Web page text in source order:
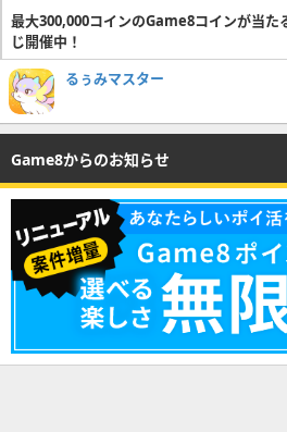
最大300,000コインのGame8コインが当た
じ開催中！
るぅみマスター
Game8からのお知らせ